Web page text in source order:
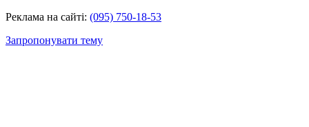
Реклама на сайті: (095) 750-18-53
Запропонувати тему